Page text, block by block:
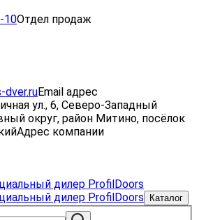
10Отдел продаж
dver.ruEmail адрес
ул., 6, Северо-Западный
округ, район Митино, посёлок
Адрес компании
Каталог